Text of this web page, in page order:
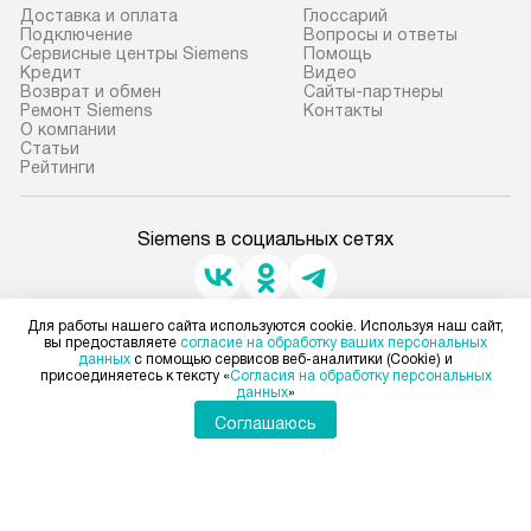
требуется переместить прибор
до двери квартиры или до места
установки, пожалуйста,
предварительно согласуйте это
с менеджером. За данную услугу
взимается дополнительная плата.
они не позволяют пронести чего
то сотрудники транспортной
службы не могут демонтировать
дверцы, ручки или другие
выступающие элементы, так как
в будущем это может привести
к отказу в проведении ремонта
Стандартная
и
место с
Производится
и краткая
по
Доставка и оплата
Подключение
Сервисные центры Siemens
Кредит
Возврат и обмен
Ремонт Siemens
О компании
Статьи
Рейтинги
Глоссарий
Вопросы и ответы
Помощь
Видео
Сайты-партнеры
Контакты
Siemens в социальных сетях
Для физических лиц
shop@siemens-centre.ru
Для юридических лиц
business@kvalitet.company
Для работы нашего сайта используются cookie. Используя наш сайт,
вы предоставляете согласие на обработку ваших персональных
данных с помощью сервисов веб-аналитики (Cookie) и
присоединяетесь к тексту «Согласия на обработку персональных
данных»
Соглашаюсь